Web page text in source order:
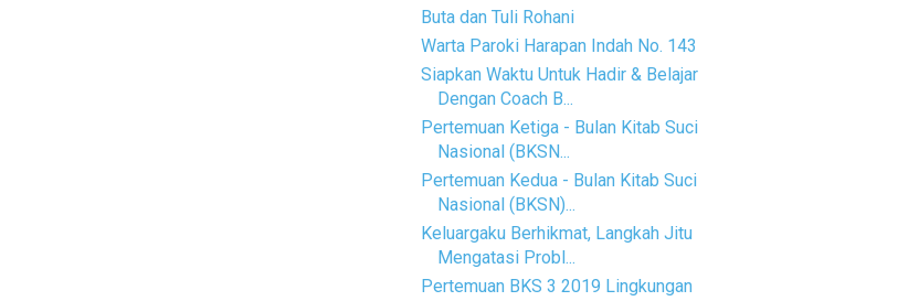
Buta dan Tuli Rohani
Warta Paroki Harapan Indah No. 143
Siapkan Waktu Untuk Hadir & Belajar
Dengan Coach B...
Pertemuan Ketiga - Bulan Kitab Suci
Nasional (BKSN...
Pertemuan Kedua - Bulan Kitab Suci
Nasional (BKSN)...
Keluargaku Berhikmat, Langkah Jitu
Mengatasi Probl...
Pertemuan BKS 3 2019 Lingkungan